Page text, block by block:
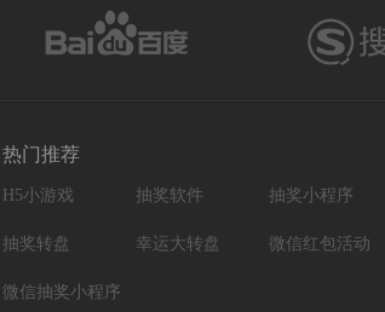
热门推荐
H5小游戏 抽奖软件 抽奖小程序
抽奖转盘 幸运大转盘 微信红包活动
微信抽奖小程序